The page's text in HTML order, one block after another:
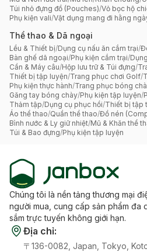
Túi nhỏ đựng đồ (Pouches)/Vỏ bọc hộ
Phụ kiện vali/Vật dụng mang đi hằng
Thể thao & Dã ngoại
Lều & Thiết bị/Dụng cụ nấu ăn cắm trại/
Bàn ghế dã ngoại/Phụ kiện cắm trại/
Cần & Máy câu/Hộp lưu trữ & Túi đựng/
Thiết bị tập luyện/Trang phục chơi Golf/
Phụ kiện thực hành/Trang phục bóng
Găng tay bóng chày/Phụ kiện tập luyện/
Thảm tập/Dụng cụ phục hồi/Thiết bị tập
Áo thể thao/Quần thể thao/Đồ nén
Bình nước & Ly giữ nhiệt/Mũ & Khăn thể
Túi & Bao đựng/Phụ kiện tập luyện
Chúng tôi là nền tảng thương mại
người mua, cung cấp sản phẩm đa
sắm trực tuyến không giới hạn.
Địa chỉ:
〒136-0082, Japan, Tokyo,